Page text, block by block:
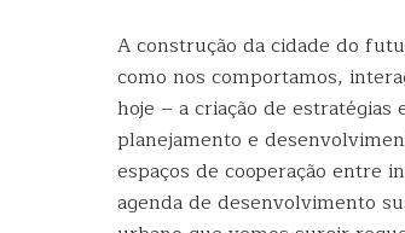
A construção da cidade do
como nos comportamos,
hoje – a criação de
planejamento e
espaços de cooperação entre
agenda de desenvolvimento